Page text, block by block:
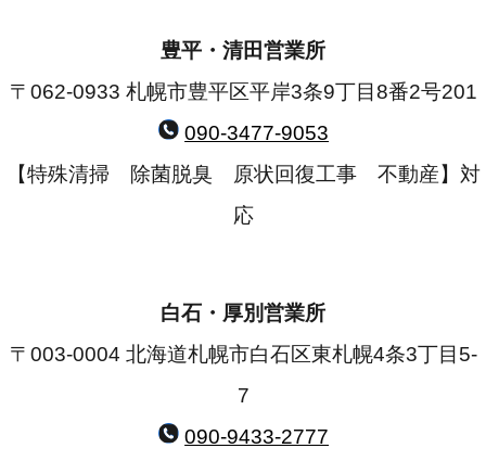
豊平・清田営業所
〒062-0933 札幌市豊平区平岸3条9丁目8番2号201
090-3477-9053
【特殊清掃 除菌脱臭 原状回復工事 不動産】対
応
白石・厚別営業所
〒003-0004 北海道札幌市白石区東札幌4条3丁目5-
7
090-9433-2777